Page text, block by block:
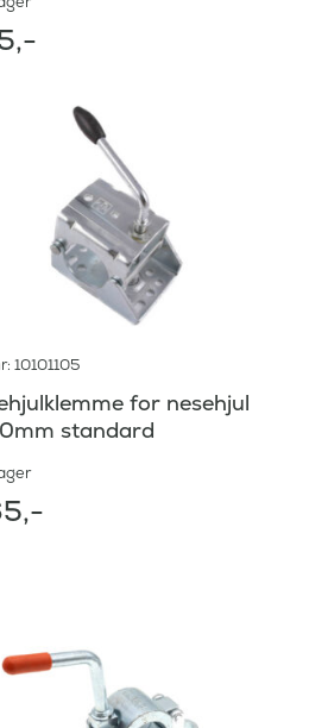
,-
10101105
for nesehjul
standard
,-